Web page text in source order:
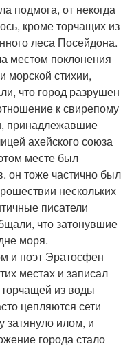
подмога, от некогда
кроме торчащих из
леса Посейдона.
местом поклонения
морской стихии,
что город разрушен
к свирепому
принадлежавшие
ахейского союза
месте был
он тоже частично был
нескольких
писатели
что затонувшие
моря.
и поэт Эратосфен
местах и записал
из воды
цепляются сети
затянуло илом, и
города стало